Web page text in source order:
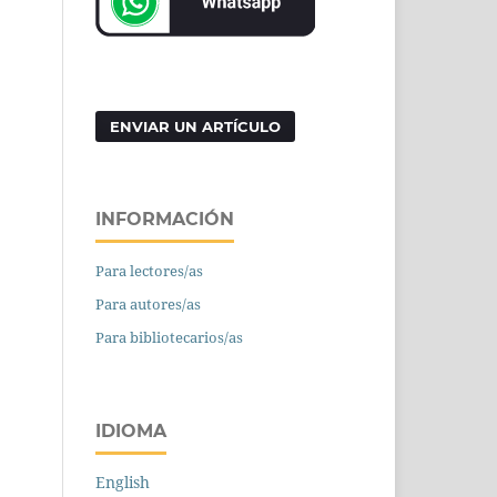
ENVIAR UN ARTÍCULO
INFORMACIÓN
Para lectores/as
Para autores/as
Para bibliotecarios/as
IDIOMA
English